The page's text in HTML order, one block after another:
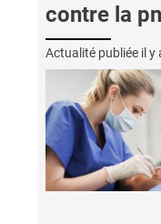
contre la
Actualité publiée il y